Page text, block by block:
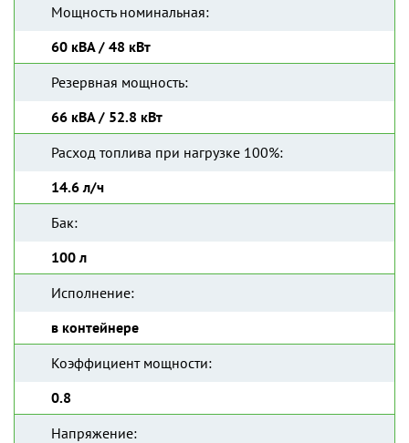
Мощность номинальная:
60 кВА / 48 кВт
Резервная мощность:
66 кВА / 52.8 кВт
Расход топлива при нагрузке 100%:
14.6 л/ч
Бак:
100 л
Исполнение:
в контейнере
Коэффициент мощности:
0.8
Напряжение: